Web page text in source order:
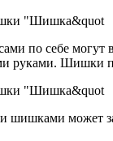
по себе могут
руками. Шишки
шишками может